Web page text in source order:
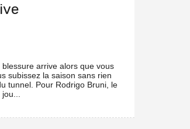
arrive alors que vous
subissez la saison sans rien
tunnel. Pour Rodrigo Bruni, le